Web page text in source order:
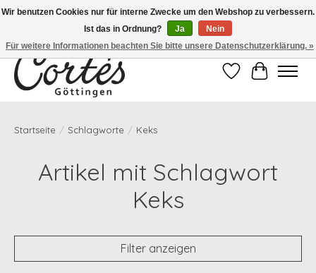
Eines der besten Cafés Deutschlands!
Wunschzettel
Ihr
Startseite / Schlagworte / Keks
Artikel mit Schlagwort
Keks
Filter anzeigen
Wir benutzen Cookies nur für interne Zwecke um den Webshop zu verbessern.
Ist das in Ordnung?
Ja
Nein
Für weitere Informationen beachten Sie bitte unsere Datenschutzerklärung. »